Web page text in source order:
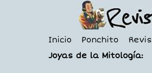
Inicio Ponchito
Joyas de la Mitología: